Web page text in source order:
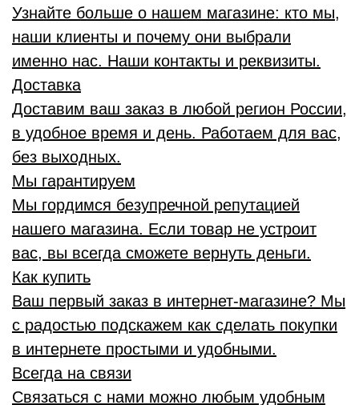
Узнайте больше о нашем магазине: кто мы,
наши клиенты и почему они выбрали
именно нас. Наши контакты и реквизиты.
Доставка
Доставим ваш заказ в любой регион России,
в удобное время и день. Работаем для вас,
без выходных.
Мы гарантируем
Мы гордимся безупречной репутацией
нашего магазина. Если товар не устроит
вас, вы всегда сможете вернуть деньги.
Как купить
Ваш первый заказ в интернет-магазине? Мы
с радостью подскажем как сделать покупки
в интернете простыми и удобными.
Всегда на связи
Связаться с нами можно любым удобным